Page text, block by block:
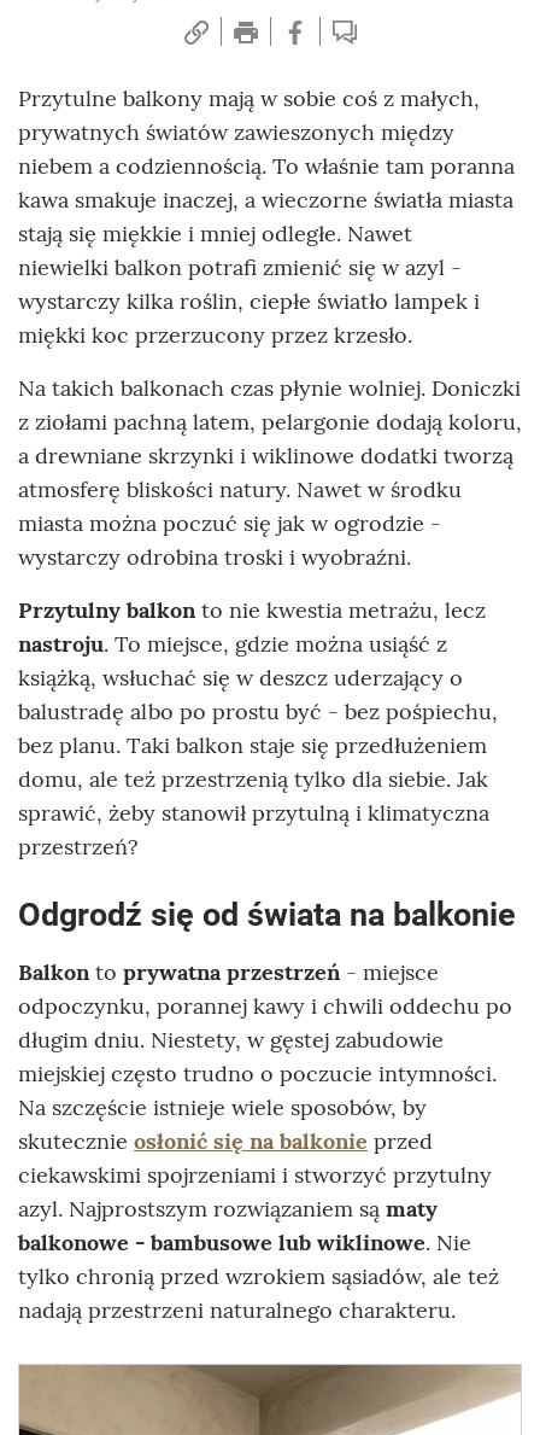
Przytulne balkony mają w sobie coś z małych,
prywatnych światów zawieszonych między
niebem a codziennością. To właśnie tam poranna
kawa smakuje inaczej, a wieczorne światła miasta
stają się miękkie i mniej odległe. Nawet
niewielki balkon potrafi zmienić się w azyl -
wystarczy kilka roślin, ciepłe światło lampek i
miękki koc przerzucony przez krzesło.
Na takich balkonach czas płynie wolniej. Doniczki
z ziołami pachną latem, pelargonie dodają koloru,
a drewniane skrzynki i wiklinowe dodatki tworzą
atmosferę bliskości natury. Nawet w środku
miasta można poczuć się jak w ogrodzie -
wystarczy odrobina troski i wyobraźni.
Przytulny balkonto nie kwestia metrażu, lecz
nastroju. To miejsce, gdzie można usiąść z
książką, wsłuchać się w deszcz uderzający o
balustradę albo po prostu być - bez pośpiechu,
bez planu. Taki balkon staje się przedłużeniem
domu, ale też przestrzenią tylko dla siebie. Jak
sprawić, żeby stanowił przytulną i klimatyczna
przestrzeń?
Odgrodź się od świata na balkonie
Balkonto prywatna przestrzeń- miejsce
odpoczynku, porannej kawy i chwili oddechu po
długim dniu. Niestety, w gęstej zabudowie
miejskiej często trudno o poczucie intymności.
Na szczęście istnieje wiele sposobów, by
skutecznie osłonić się na balkonie przed
ciekawskimi spojrzeniami i stworzyć przytulny
azyl. Najprostszym rozwiązaniem są maty
balkonowe - bambusowe lub wiklinowe. Nie
tylko chronią przed wzrokiem sąsiadów, ale też
nadają przestrzeni naturalnego charakteru.